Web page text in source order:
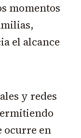
momentos
el alcance
y redes
ocurre en